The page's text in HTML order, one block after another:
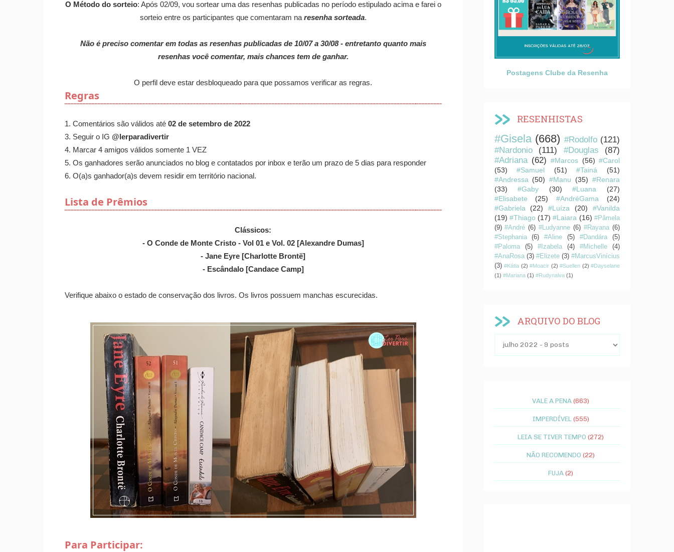
O Método do sorteio: Após 02/09, vou sortear uma das resenhas publicadas no período estipulado acima e farei o
sorteio entre os participantes que comentaram na resenha sorteada.
Não é preciso comentar em todas as resenhas publicadas de 10/07 a 30/08 - entretanto quanto mais
resenhas você comentar, mais chances tem de ganhar.
O perfil deve estar desbloqueado para que possamos verificar as regras.
Regras
1. Comentários são válidos até 02 de setembro de 2022
3. Seguir o IG @lerparadivertir
4. Marcar 4 amigos válidos somente 1 VEZ
5. Os ganhadores serão anunciados no blog e contatados por inbox e terão um prazo de 5 dias para responder
6. O(a)s ganhador(a)s devem residir em território nacional.
Lista de Prêmios
Clássicos:
- O Conde de Monte Cristo - Vol 01 e Vol. 02 [Alexandre Dumas]
- Jane Eyre [Charlotte Brontë]
- Escândalo [Candace Camp]
Verifique abaixo o estado de conservação dos livros. Os livros possuem manchas escurecidas.
Para Participar:
Postagens Clube da Resenha
RESENHISTAS
#Gisela (668) #Rodolfo (121)
#Nardonio
(111) #Douglas
(87)
#Adriana (62) #Marcos (56) #Carol
(53)
#Samuel (51) #Tainá
(51)
#Andressa (50) #Manu (35) #Renara
(33)
#Gaby (30) #Luana
(27)
#Elisabete
(25) #AndréGama
(24)
#Gabriela
(22) #Luíza (20)
#Vanilda
(19) #Thiago (17) #Laiara (16) #Pâmela
(9) #André (6) #Ludyanne (6) #Rayana (6)
#Stephania
(6) #Aline (5) #Dandára
(5)
#Paloma
(5) #Izabela (4) #Michelle
(4)
#AnaRosa (3) #Elizete (3) #MarcusVinícius
(3) #Kátia (2) #Moacir (2) #Suellen (2) #Dayselane
(1) #Mariana (1) #Rudynalva (1)
ARQUIVO DO BLOG
VALE A PENA (663)
IMPERDÍVEL (555)
LEIA SE TIVER TEMPO (272)
NÃO RECOMENDO (22)
FUJA (2)